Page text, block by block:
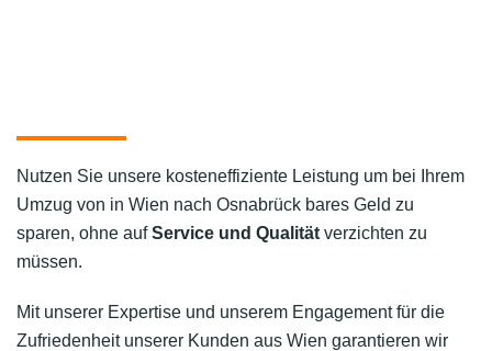
Nutzen Sie unsere kosteneffiziente Leistung um bei Ihrem
Umzug von in Wien nach Osnabrück bares Geld zu
sparen, ohne aufService und Qualität verzichten zu
müssen.
Mit unserer Expertise und unserem Engagement für die
Zufriedenheit unserer Kunden aus Wien garantieren wir